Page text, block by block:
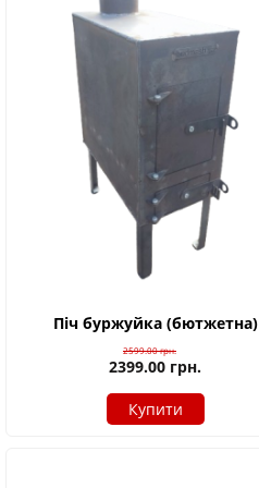
Піч буржуйка (бютжетна)
2599.00грн.
2399.00 грн.
Купити